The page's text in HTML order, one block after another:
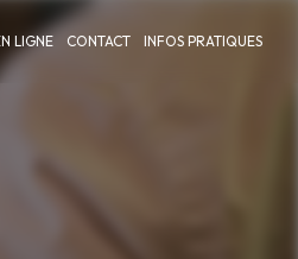
LIGNE CONTACT INFOS PRATIQUES